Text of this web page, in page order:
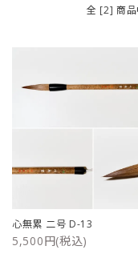
プライバシーポリシー
全 [2] 商品
心無累 二号 D-13
5,500円(税込)